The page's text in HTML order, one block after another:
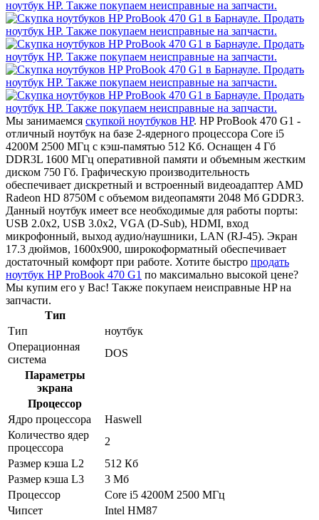
Мы занимаемся скупкой ноутбуков HP. HP ProBook 470 G1 -
отличный ноутбук на базе 2-ядерного процессора Core i5
4200M 2500 МГц с кэш-памятью 512 Кб. Оснащен 4 Гб
DDR3L 1600 МГц оперативной памяти и объемным жестким
диском 750 Гб. Графическую производительность
обеспечивает дискретный и встроенный видеоадаптер AMD
Radeon HD 8750M с объемом видеопамяти 2048 Мб GDDR3.
Данный ноутбук имеет все необходимые для работы порты:
USB 2.0x2, USB 3.0x2, VGA (D-Sub), HDMI, вход
микрофонный, выход аудио/наушники, LAN (RJ-45). Экран
17.3 дюймов, 1600x900, широкоформатный обеспечивает
достаточный комфорт при работе. Хотите быстро продать
ноутбук HP ProBook 470 G1 по максимально высокой цене?
Мы купим его у Вас! Также покупаем неисправные HP на
запчасти.
Тип
Тип
ноутбук
Операционная
система
DOS
Параметры
экрана
Процессор
Ядро процессора
Haswell
Количество ядер
процессора
2
Размер кэша L2
512 Кб
Размер кэша L3
3 Мб
Процессор
Core i5 4200M 2500 МГц
Чипсет
Intel HM87